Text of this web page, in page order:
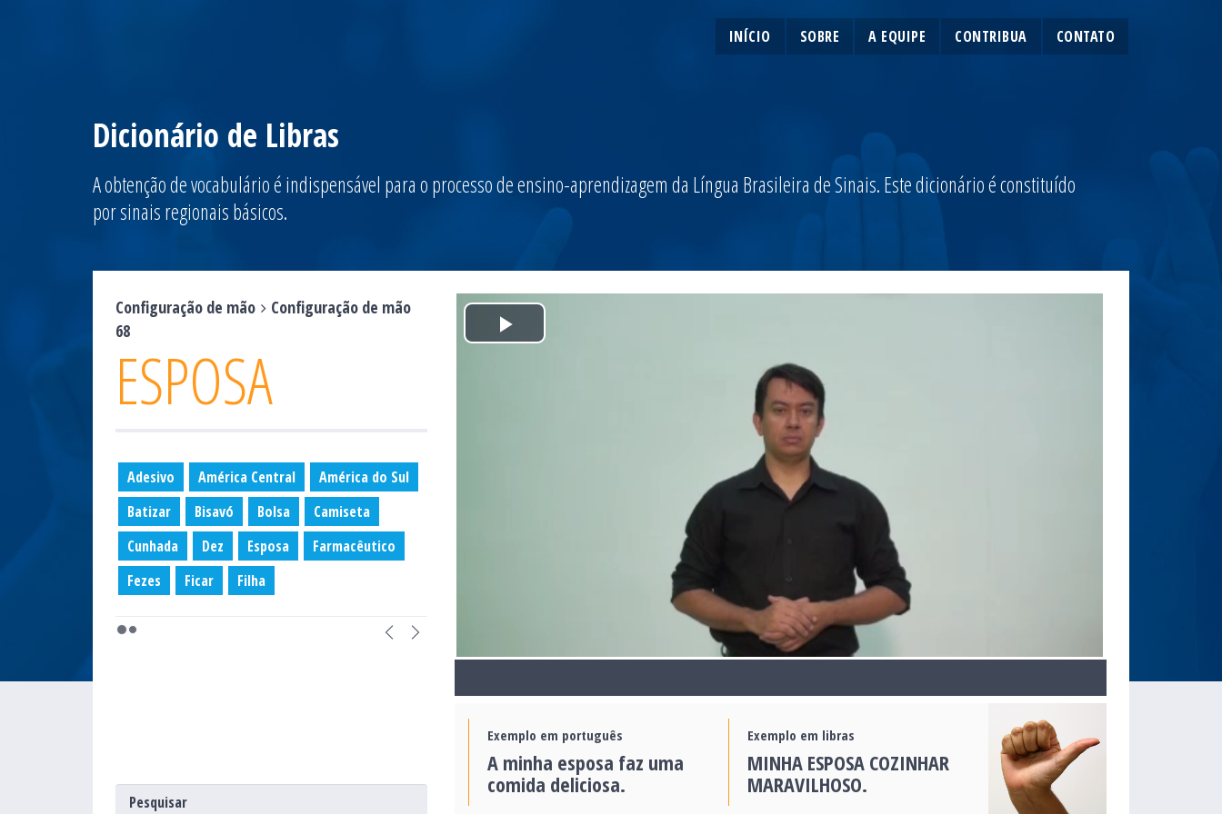
INÍCIO SOBRE A EQUIPE CONTRIBUA CONTATO
Dicionário de Libras
A obtenção de vocabulário é indispensável para o processo de ensino-aprendizagem da Língua Brasileira de Sinais. Este dicionário é constituído
por sinais regionais básicos.
Play
Exemplo em português
A minha esposa faz uma
comida deliciosa.
Exemplo em libras
MINHA ESPOSA COZINHAR
MARAVILHOSO.
Configuração de mão
Configuração de mão
68
ESPOSA
Adesivo América Central
América do Sul
Batizar
Bisavó Bolsa
Camiseta
Cunhada
Dez Esposa
Farmacêutico
Fezes
Ficar Filha